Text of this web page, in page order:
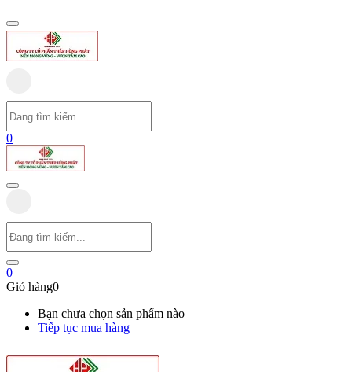
0
0
Giỏ hàng0
Bạn chưa chọn sản phẩm nào
Tiếp tục mua hàng